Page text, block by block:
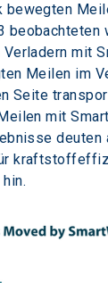
bewegten
beobachteten
mit
Meilen im
Seite
mit
deuten